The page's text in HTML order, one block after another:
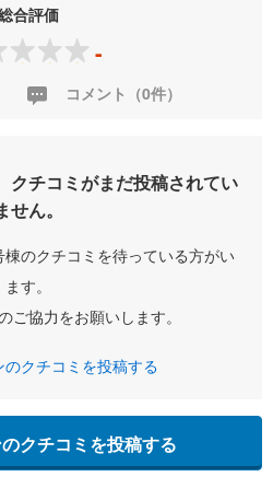
合評価
-
コメント（0件）
クチコミがまだ投稿されてい
せん。
のクチコミを待っている方がい
ます。
ご協力をお願いします。
クチコミを投稿する
クチコミを投稿する